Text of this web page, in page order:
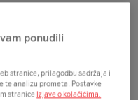
ili karticom na
ponudili
stranice, prilagodbu sadržaja i
te analizu prometa. Postavke
stranice Izjave o kolačićima.